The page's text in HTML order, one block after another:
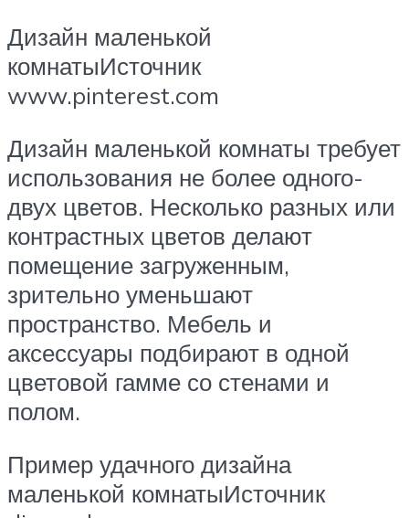
Дизайн маленькой
комнатыИсточник
www.pinterest.com
Дизайн маленькой комнаты требует
использования не более одного-
двух цветов. Несколько разных или
контрастных цветов делают
помещение загруженным,
зрительно уменьшают
пространство. Мебель и
аксессуары подбирают в одной
цветовой гамме со стенами и
полом.
Пример удачного дизайна
маленькой комнатыИсточник